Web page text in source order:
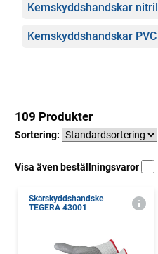
Kemskyddshandskar nitril
Kemskyddshandskar PVC
109 Produkter
Sortering:
Visa även beställningsvaror
Skärskyddshandske
TEGERA 43001